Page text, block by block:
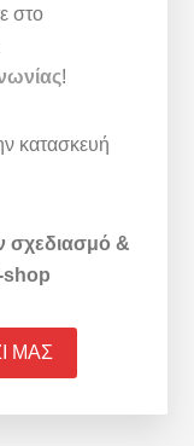
στο
!
κατασκευή
σχεδιασμό &
shop
ΜΑΣ